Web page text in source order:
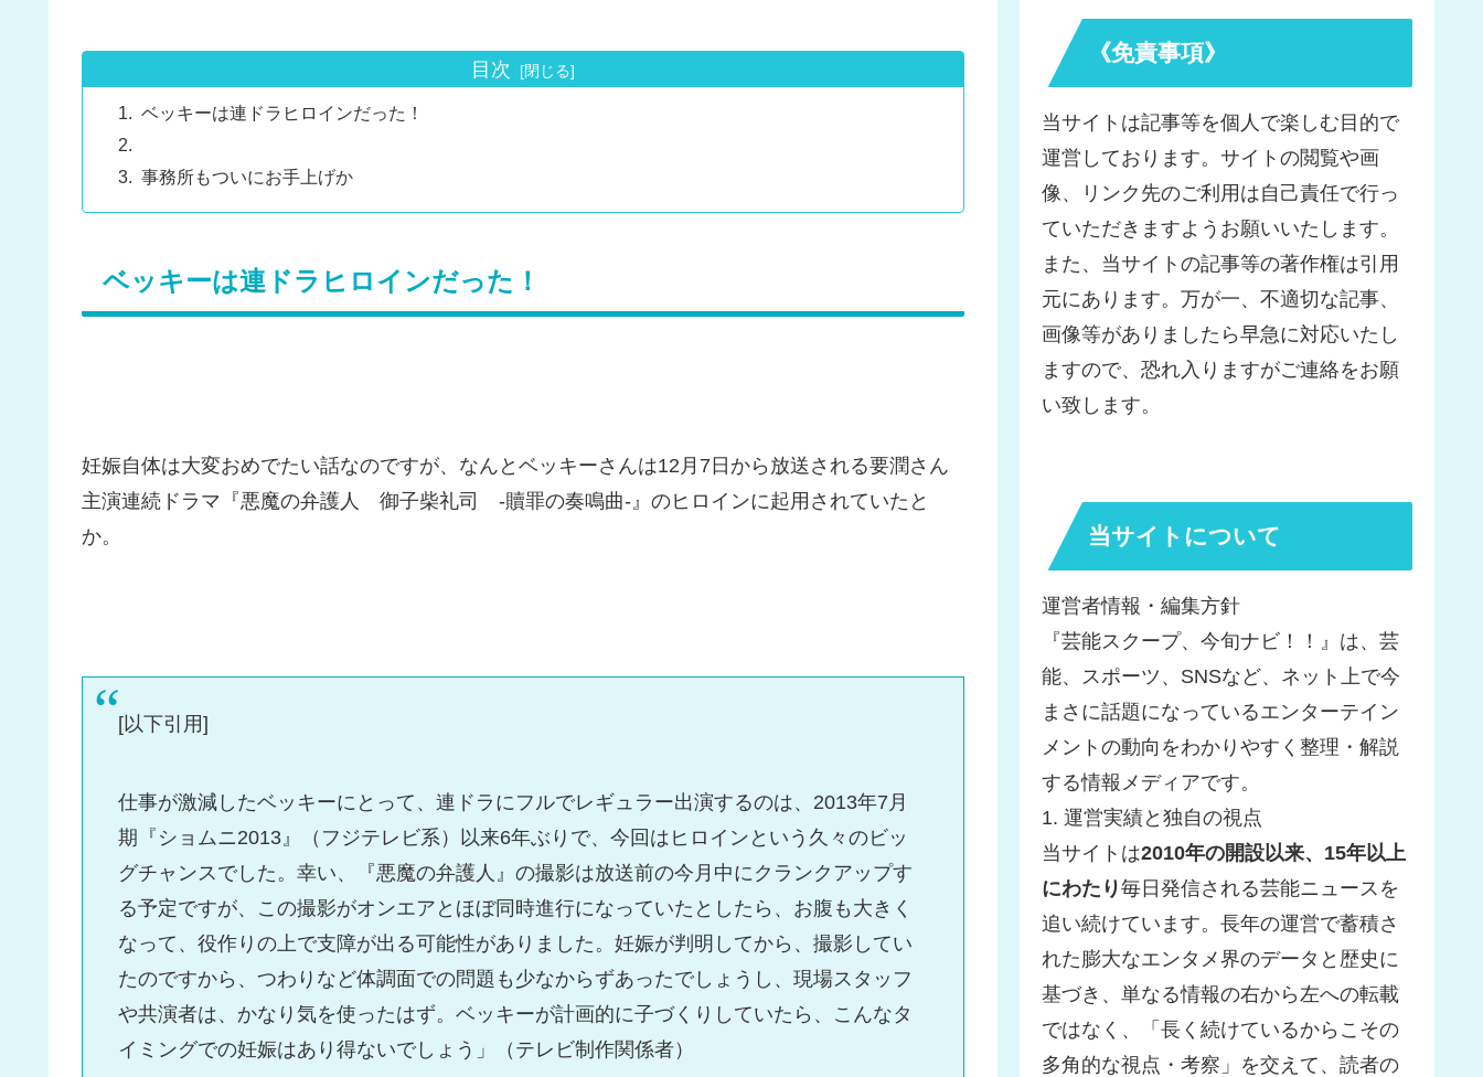
目次
ベッキーは連ドラヒロインだった！
事務所もついにお手上げか
ベッキーは連ドラヒロインだった！
妊娠自体は大変おめでたい話なのですが、なんとベッキーさんは12月7日から放送される要潤さん
主演連続ドラマ『悪魔の弁護人 御子柴礼司 -贖罪の奏鳴曲-』のヒロインに起用されていたと
か。
[以下引用]
仕事が激減したベッキーにとって、連ドラにフルでレギュラー出演するのは、2013年7月
期『ショムニ2013』（フジテレビ系）以来6年ぶりで、今回はヒロインという久々のビッ
グチャンスでした。幸い、『悪魔の弁護人』の撮影は放送前の今月中にクランクアップす
る予定ですが、この撮影がオンエアとほぼ同時進行になっていたとしたら、お腹も大きく
なって、役作りの上で支障が出る可能性がありました。妊娠が判明してから、撮影してい
たのですから、つわりなど体調面での問題も少なからずあったでしょうし、現場スタッフ
や共演者は、かなり気を使ったはず。ベッキーが計画的に子づくりしていたら、こんなタ
イミングでの妊娠はあり得ないでしょう」（テレビ制作関係者）
《免責事項》
当サイトは記事等を個人で楽しむ目的で
運営しております。サイトの閲覧や画
像、リンク先のご利用は自己責任で行っ
ていただきますようお願いいたします。
また、当サイトの記事等の著作権は引用
元にあります。万が一、不適切な記事、
画像等がありましたら早急に対応いたし
ますので、恐れ入りますがご連絡をお願
い致します。
当サイトについて
運営者情報・編集方針
『芸能スクープ、今旬ナビ！！』は、芸
能、スポーツ、SNSなど、ネット上で今
まさに話題になっているエンターテイン
メントの動向をわかりやすく整理・解説
する情報メディアです。
1. 運営実績と独自の視点
当サイトは2010年の開設以来、15年以上
にわたり毎日発信される芸能ニュースを
追い続けています。長年の運営で蓄積さ
れた膨大なエンタメ界のデータと歴史に
基づき、単なる情報の右から左への転載
ではなく、「長く続けているからこその
多角的な視点・考察」を交えて、読者の